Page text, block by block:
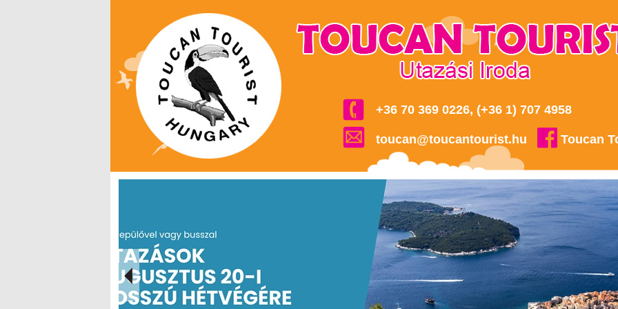
+36 70 369 0226, (+36 1) 707 4958
toucan@toucantourist.hu Toucan